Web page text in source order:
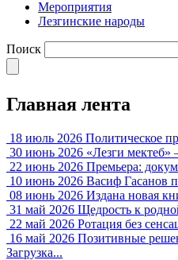
Мероприятия
Лезгинские народы
Поиск
Главная лента
18 июль 2026 Политическое
30 июнь 2026 «Лезги мектеб»
22 июнь 2026 Премьера:
10 июнь 2026 Васиф Гасанов
08 июнь 2026 Издана новая
31 май 2026 Щедрость к
22 май 2026 Ротация без
16 май 2026 Позитивные
Загрузка...